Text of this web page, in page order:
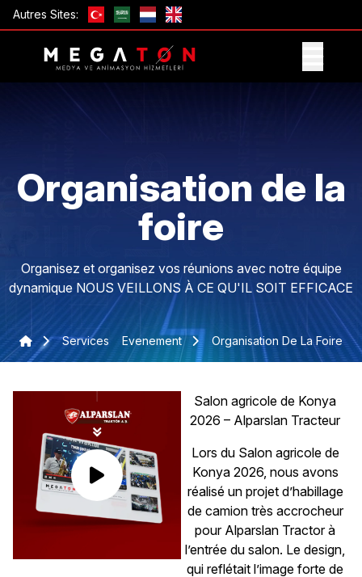
Autres Sites:
Organisation de la
foire
Organisez et organisez vos réunions avec notre équipe
dynamique NOUS VEILLONS À CE QU'IL SOIT EFFICACE
Services Evenement Organisation De La Foire
Salon agricole de Konya
2026 – Alparslan Tracteur
Lors du Salon agricole de
Konya 2026, nous avons
réalisé un projet d’habillage
de camion très accrocheur
pour Alparslan Tractor à
l’entrée du salon. Le design,
qui reflétait l’image forte de